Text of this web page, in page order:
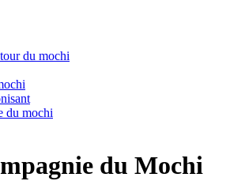
du mochi
du mochi
du Mochi